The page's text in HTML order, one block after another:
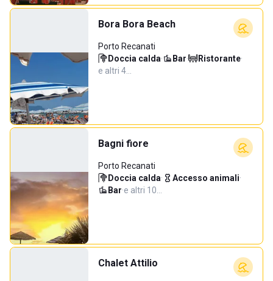
Bora Bora Beach
Porto Recanati
Doccia calda· Bar· Ristorante·
e altri 4…
Bagni fiore
Porto Recanati
Doccia calda· Accesso animali·
Bar·e altri 10…
Chalet Attilio